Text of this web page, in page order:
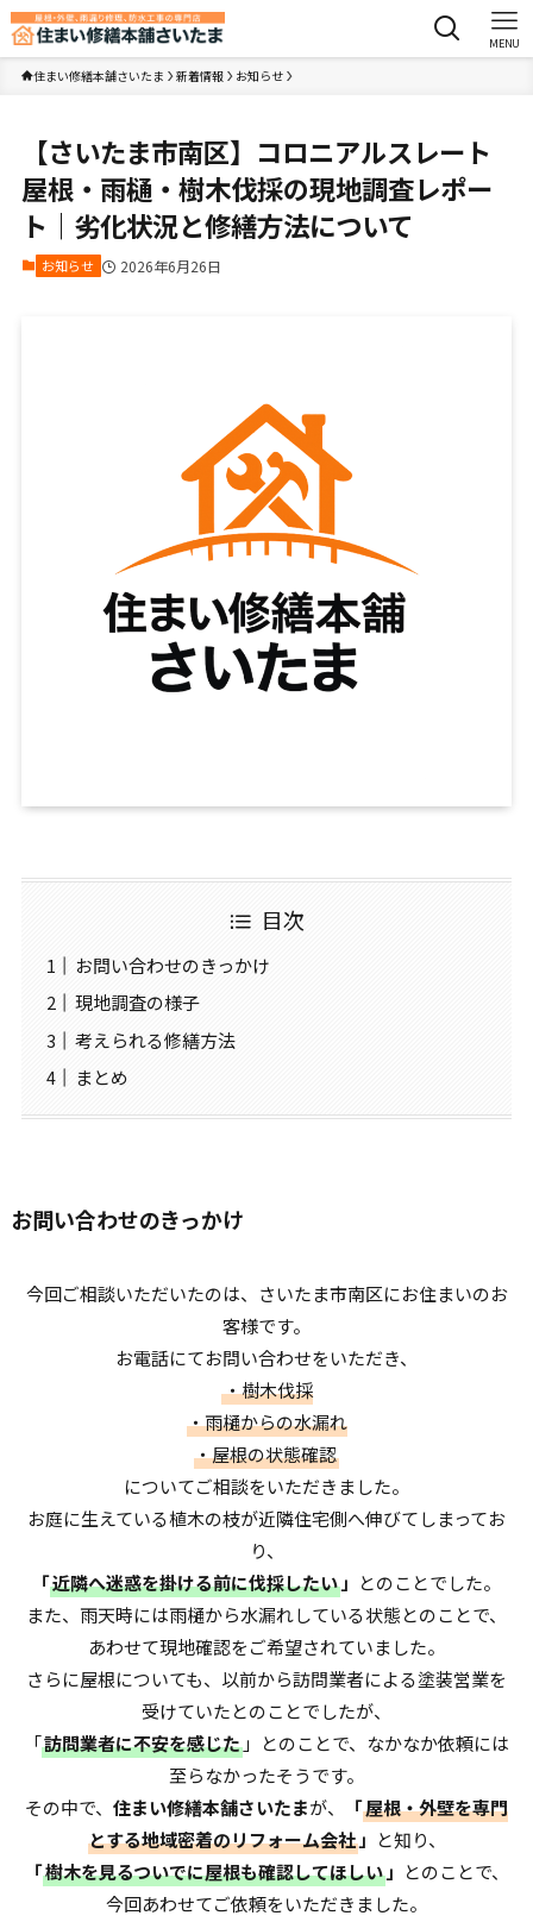
MENU
住まい修繕本舗さいたま 新着情報 お知らせ
【さいたま市南区】コロニアルスレート
屋根・雨樋・樹木伐採の現地調査レポー
ト｜劣化状況と修繕方法について
お知らせ 2026年6月26日
目次
お問い合わせのきっかけ
現地調査の様子
考えられる修繕方法
まとめ
お問い合わせのきっかけ
今回ご相談いただいたのは、さいたま市南区にお住まいのお
客様です。
お電話にてお問い合わせをいただき、
・樹木伐採
・雨樋からの水漏れ
・屋根の状態確認
についてご相談をいただきました。
お庭に生えている植木の枝が近隣住宅側へ伸びてしまってお
り、
「近隣へ迷惑を掛ける前に伐採したい 」 とのことでした。
また、雨天時には雨樋から水漏れしている状態とのことで、
あわせて現地確認をご希望されていました。
さらに屋根についても、以前から訪問業者による塗装営業を
受けていたとのことでしたが、
「訪問業者に不安を感じた 」とのことで、なかなか依頼には
至らなかったそうです。
その中で、 住まい修繕本舗さいたまが、 「屋根・外壁を専門
とする地域密着のリフォーム会社」 と知り、
「樹木を見るついでに屋根も確認してほしい」 とのことで、
今回あわせてご依頼をいただきました。